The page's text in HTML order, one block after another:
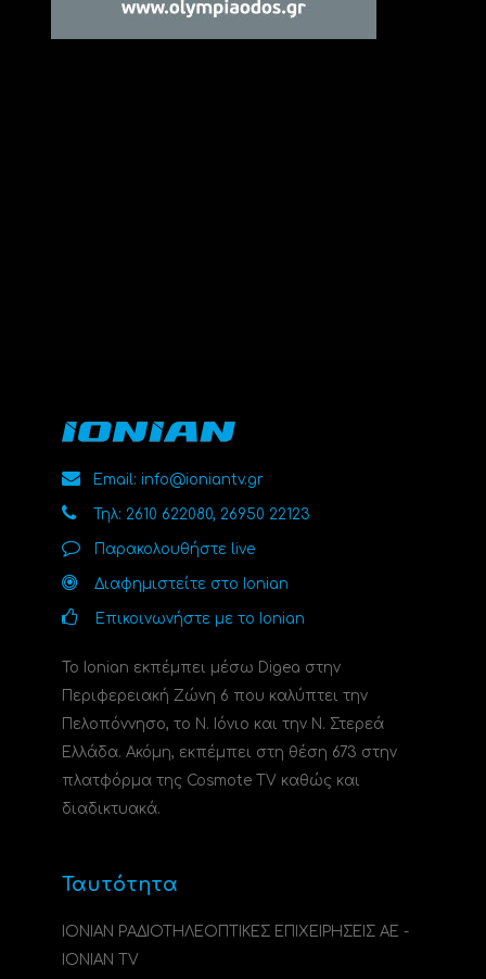
Email: info@ioniantv.gr
Τηλ: 2610 622080, 26950 22123
Παρακολουθήστε live
Διαφημιστείτε στο Ionian
Επικοινωνήστε με το Ionian
Το Ionian εκπέμπει μέσω Digea στην
Περιφερειακή Ζώνη 6 που καλύπτει την
Πελοπόννησο, το N. Ιόνιο και την Ν. Στερεά
Ελλάδα. Ακόμη, εκπέμπει στη θέση 673 στην
πλατφόρμα της Cosmote TV καθώς και
διαδικτυακά.
Ταυτότητα
ΙΟΝΙΑΝ ΡΑΔΙΟΤΗΛΕΟΠΤΙΚΕΣ ΕΠΙΧΕΙΡΗΣΕΙΣ ΑΕ -
IONIAN TV